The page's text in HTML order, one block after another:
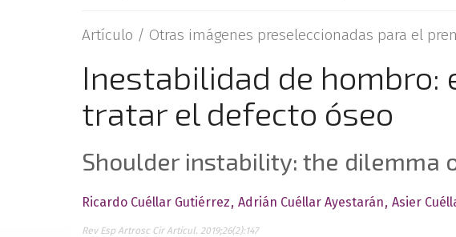
Artículo / Otras imágenes preseleccionadas para el
Inestabilidad de hombro:
tratar el defecto óseo
Shoulder instability: the dilemma
Ricardo Cuéllar Gutiérrez Adrián Cuéllar Ayestarán Asier
Rev Esp Artrosc Cir Articul. 2019;26(2):147